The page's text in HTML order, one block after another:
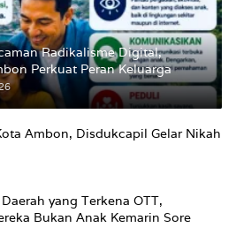
Radikalisme Digital,
Perkuat Peran Keluarga
Ambon, Disdukcapil Gelar Nikah
yang Terkena OTT,
Bukan Anak Kemarin Sore